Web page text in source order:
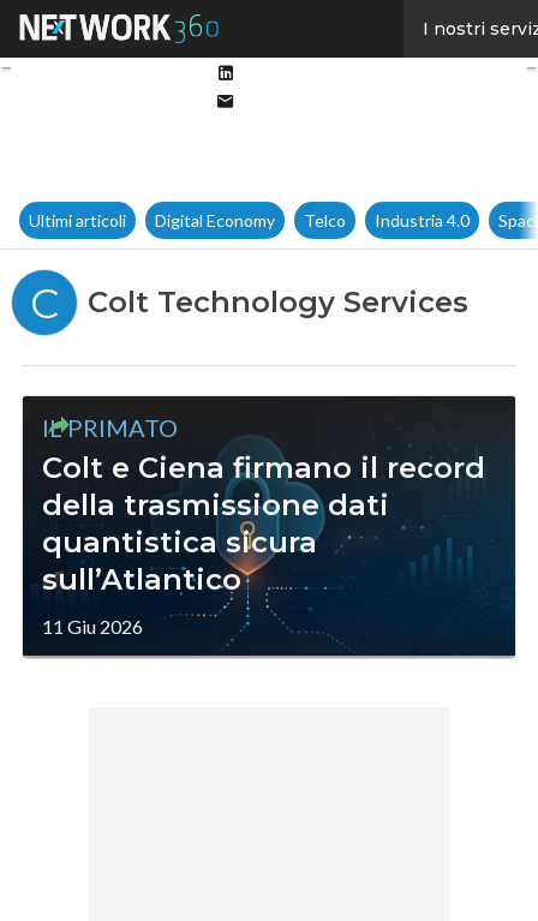
I nostri
Ultimi articoli Digital Economy Telco Industria 4.0
C Colt Technology Services
IL PRIMATO
Colt e Ciena firmano il record
della trasmissione dati
quantistica sicura
sull’Atlantico
11 Giu 2026